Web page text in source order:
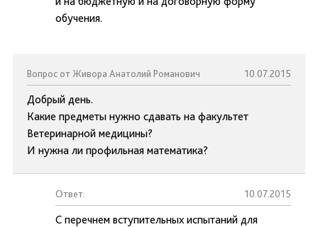
обучения.
Вопрос от Живора Анатолий Романович 10.07.2015
Добрый день.
Какие предметы нужно сдавать на факультет
Ветеринарной медицины?
И нужна ли профильная математика?
Ответ: 10.07.2015
С перечнем вступительных испытаний для